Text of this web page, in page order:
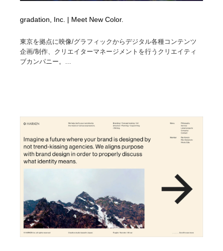
gradation, Inc. | Meet New Color.
東京を拠点に映像/グラフィックからデジタル各種コンテンツ
企画/制作、クリエイターマネージメントを行うクリエイティ
ブカンパニー。...